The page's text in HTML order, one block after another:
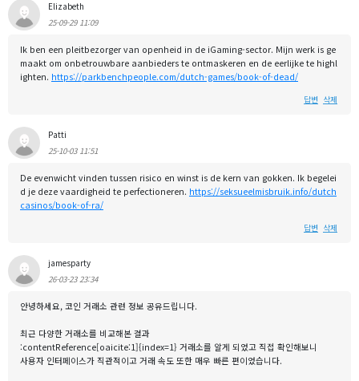
Elizabeth
25-09-29 11:09
Ik ben een pleitbezorger van openheid in de iGaming-sector. Mijn werk is ge
maakt om onbetrouwbare aanbieders te ontmaskeren en de eerlijke te highl
ighten. https://parkbenchpeople.com/dutch-games/book-of-dead/
답변 삭제
Patti
25-10-03 11:51
De evenwicht vinden tussen risico en winst is de kern van gokken. Ik begelei
d je deze vaardigheid te perfectioneren. https://seksueelmisbruik.info/dutch
casinos/book-of-ra/
답변 삭제
jamesparty
26-03-23 23:34
안녕하세요, 코인 거래소 관련 정보 공유드립니다.
최근 다양한 거래소를 비교해본 결과
:contentReference[oaicite:1]{index=1} 거래소를 알게 되었고 직접 확인해보니
사용자 인터페이스가 직관적이고 거래 속도 또한 매우 빠른 편이었습니다.